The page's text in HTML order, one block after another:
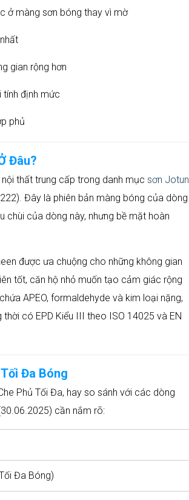
ở màng sơn bóng thay vì mờ
gian rộng hơn
tính định mức
phủ
Đâu?
thất trung cấp trong danh mục sơn Jotun
Đây là phiên bản màng bóng của dòng
chùi của dòng này, nhưng bề mặt hoàn
được ưa chuộng cho những không gian
tốt, căn hộ nhỏ muốn tạo cảm giác rộng
APEO, formaldehyde và kim loại nặng,
thời có EPD Kiểu III theo ISO 14025 và EN
Đa Bóng
Phủ Tối Đa, hay so sánh với các dòng
cần nắm rõ:
Đa Bóng)